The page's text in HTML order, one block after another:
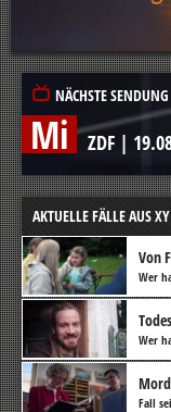
NÄCHSTE SENDUNG
Mi ZDF |
AKTUELLE FÄLLE AUS XY
Von
Wer
Wer
Fall